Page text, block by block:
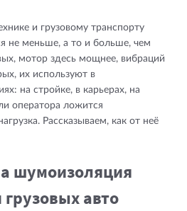
и грузовому транспорту
не меньше, а то и больше, чем
мотор здесь мощнее, вибраций
их используют в
на стройке, в карьерах, на
оператора ложится
Рассказываем, как от неё
шумоизоляция
авто